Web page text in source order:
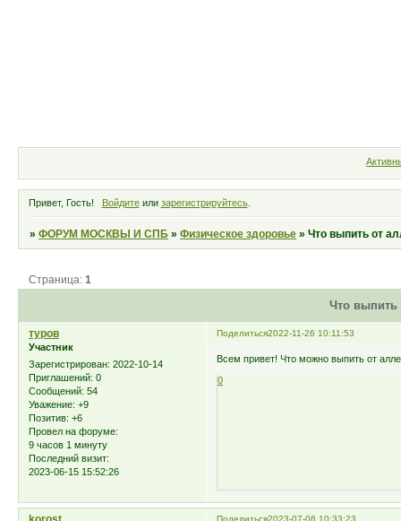
Привет, Гость! Войдитеили зарегистрируйтесь.
»ФОРУМ МОСКВЫ И СПБ »Физическое здоровье »Что выпить от
Что выпить
Страница:1
Поделиться2022-11-26 10:11:53
туров
Участник
Зарегистрирован: 2022-10-14
Приглашений: 0
Сообщений: 54
Уважение: +9
Позитив: +6
Провел на форуме:
9 часов 1 минуту
Последний визит:
2023-06-15 15:52:26
Всем привет! Что можно выпить от
0
Поделиться2023-07-06 10:33:23